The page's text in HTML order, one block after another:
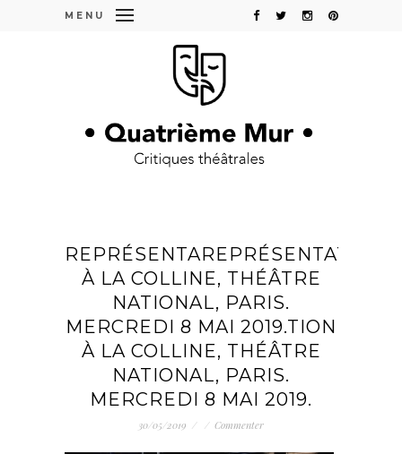
MENU
REPRÉSENTAREPRÉSENTATION
À LA COLLINE, THÉÂTRE
NATIONAL, PARIS.
MERCREDI 8 MAI 2019.TION
À LA COLLINE, THÉÂTRE
NATIONAL, PARIS.
MERCREDI 8 MAI 2019.
30/05/2019 / / Commenter